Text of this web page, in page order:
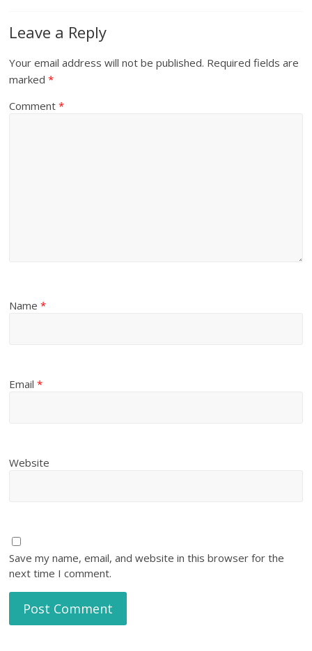
Leave a Reply
Your email address will not be published. Required fields are
marked*
Comment*
Name*
Email*
Website
Save my name, email, and website in this browser for the
next time I comment.